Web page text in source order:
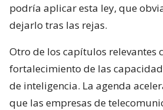
podría aplicar esta ley, que
dejarlo tras las rejas.
Otro de los capítulos relevantes
fortalecimiento de las
de inteligencia. La agenda
que las empresas de